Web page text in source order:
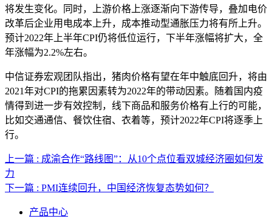
将发生变化。同时，上游价格上涨逐渐向下游传导，叠加电价
改革后企业用电成本上升，成本推动型通胀压力将有所上升。
预计2022年上半年CPI仍将低位运行，下半年涨幅将扩大，全
年涨幅为2.2%左右。
中信证券宏观团队指出，猪肉价格有望在年中触底回升，将由
2021年对CPI的拖累因素转为2022年的带动因素。随着国内疫
情得到进一步有效控制，线下商品和服务价格有上行的可能，
比如交通通信、餐饮住宿、衣着等，预计2022年CPI将逐季上
行。
上一篇 : 成渝合作“路线图”：从10个点位看双城经济圈如何发
力
下一篇 : PMI连续回升，中国经济恢复态势如何？
产品中心